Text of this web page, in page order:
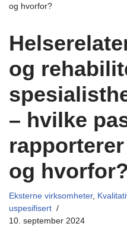
og hvorfor?
og
– hvilke
og hvorfor?
Eksterne virksomheter,
uspesifisert
10. september 2024